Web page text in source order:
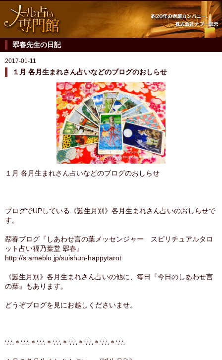
翆春先生の日記
2017-01-11
１月 各月生まれさん占いなどのブログのおしらせ
１月 各月生まれさん占いなどのブログのおしらせ
ブログでUPしている《誕生月別》各月生まれさん占いのおしらせで
す。
翆春ブログ『しあわせ言の葉メッセンジャー スピリチュアルタロ
ット占い福乃葉堂 翆春』
http://s.ameblo.jp/suishun-happytarot
《誕生月別》各月生まれさん占いの他に、毎日『今日のしあわせ言
の葉』もあります。
どうぞブログを見にお越しくださいませ。
∵∴＊∵∴＊∵∴＊∵∴＊∵∴＊∵∴＊∵∴＊∵∴